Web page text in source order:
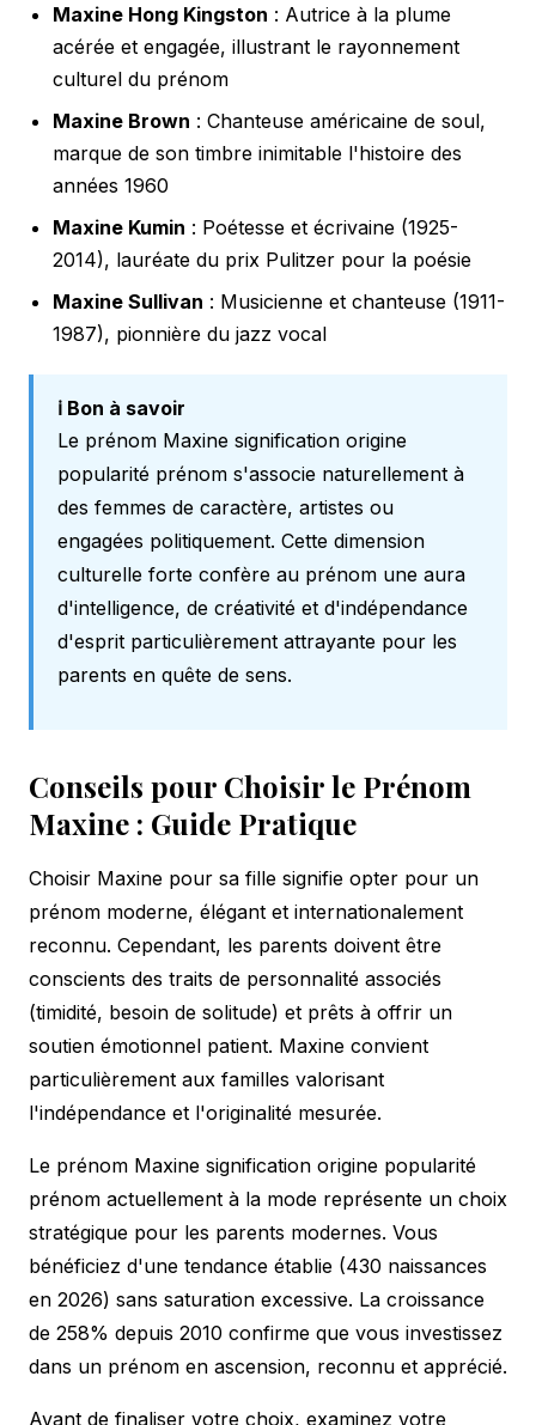
Maxine Hong Kingston : Autrice à la plume
acérée et engagée, illustrant le rayonnement
culturel du prénom
Maxine Brown : Chanteuse américaine de soul,
marque de son timbre inimitable l'histoire des
années 1960
Maxine Kumin : Poétesse et écrivaine (1925-
2014), lauréate du prix Pulitzer pour la poésie
Maxine Sullivan : Musicienne et chanteuse (1911-
1987), pionnière du jazz vocal
ℹ️ Bon à savoir
Le prénom Maxine signification origine
popularité prénom s'associe naturellement à
des femmes de caractère, artistes ou
engagées politiquement. Cette dimension
culturelle forte confère au prénom une aura
d'intelligence, de créativité et d'indépendance
d'esprit particulièrement attrayante pour les
parents en quête de sens.
Conseils pour Choisir le Prénom
Maxine : Guide Pratique
Choisir Maxine pour sa fille signifie opter pour un
prénom moderne, élégant et internationalement
reconnu. Cependant, les parents doivent être
conscients des traits de personnalité associés
(timidité, besoin de solitude) et prêts à offrir un
soutien émotionnel patient. Maxine convient
particulièrement aux familles valorisant
l'indépendance et l'originalité mesurée.
Le prénom Maxine signification origine popularité
prénom actuellement à la mode représente un choix
stratégique pour les parents modernes. Vous
bénéficiez d'une tendance établie (430 naissances
en 2026) sans saturation excessive. La croissance
de 258% depuis 2010 confirme que vous investissez
dans un prénom en ascension, reconnu et apprécié.
Avant de finaliser votre choix, examinez votre